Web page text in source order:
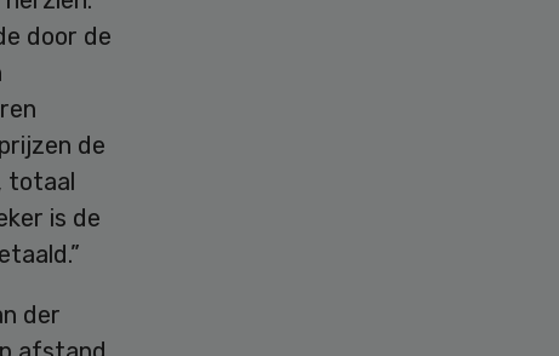
door de
de
totaal
is de
der